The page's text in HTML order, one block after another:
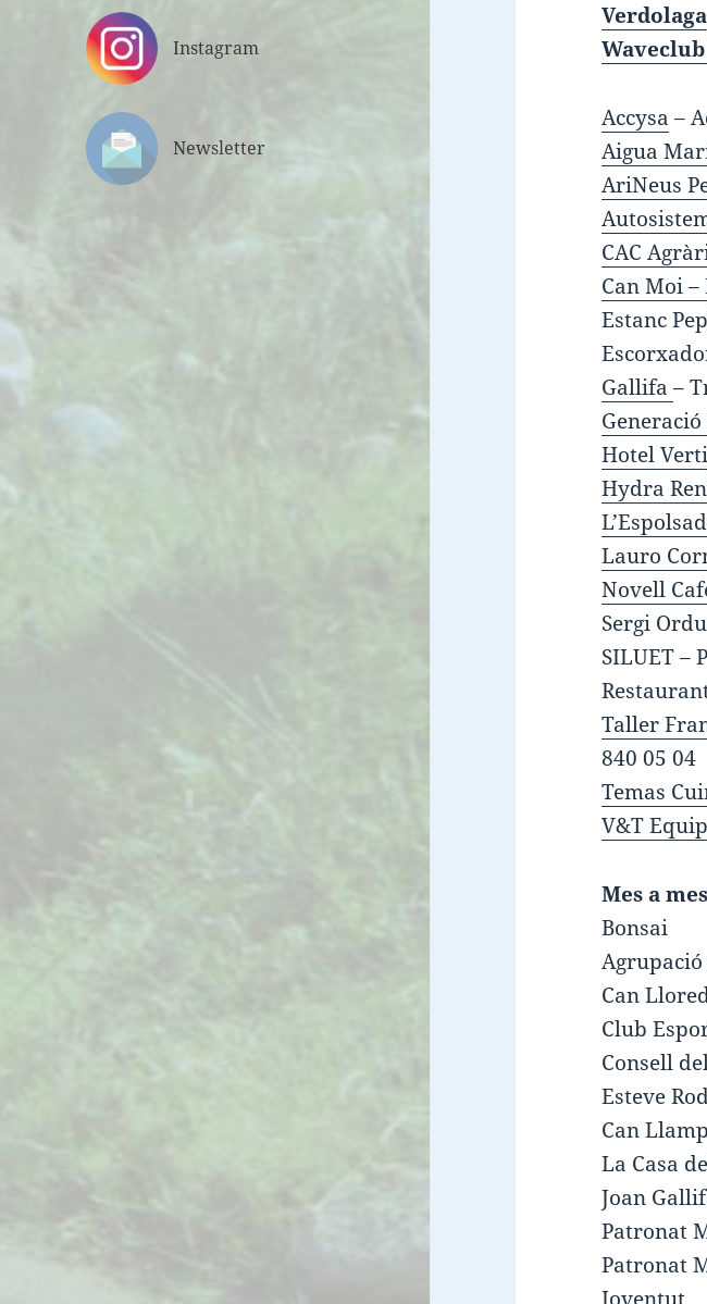
Instagram
Newsletter
Verdolaga
Accysa –
Aigua
AriNeus
CAC
Can Moi –
Estanc
Gallifa–
Hotel Verti
Hydra
Lauro
Novell
Sergi
SILUET –
Taller
840 05 04
Temas
V&T
Mes a
Bonsai
Agrupació
Can
Club
Consell
Esteve
Can
La Casa
Joan
Patronat
Patronat